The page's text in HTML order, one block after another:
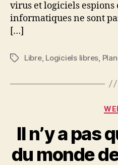
virus et logiciels espions
informatiques ne sont
[…]
Étiquettes
Libre, Logiciels libres
Il n’y a pas
du monde